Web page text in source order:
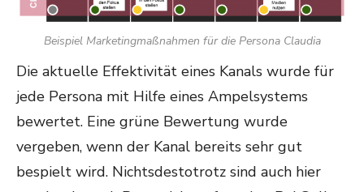
Beispiel Marketingmaßnahmen für die Persona Claudia
Die aktuelle Effektivität eines Kanals wurde für
jede Persona mit Hilfe eines Ampelsystems
bewertet. Eine grüne Bewertung wurde
vergeben, wenn der Kanal bereits sehr gut
bespielt wird. Nichtsdestotrotz sind auch hier